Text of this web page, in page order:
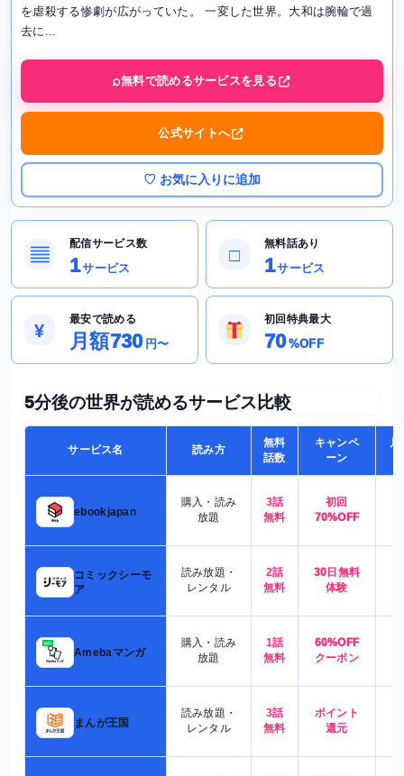
を虐殺する惨劇が広がっていた。 一変した世界。大和は腕輪で過
去に...
無料で読めるサービスを見る
公式サイトへ
♡ お気に入りに追加
▤
配信サービス数
1サービス
□
無料話あり
1サービス
¥
最安で読める
月額730 円〜
初回特典最大
70%OFF
5分後の世界が読めるサービス比較
サービス名 読み方
無料
話数
キャンペ
ーン
月
ebookjapan
購入・読み
放題
3話
無料
初回
70%OFF
コミックシーモ
ア
読み放題・
レンタル
2話
無料
30日無料
体験
Amebaマンガ
購入・読み
放題
1話
無料
60%OFF
クーポン
まんが王国
読み放題・
レンタル
3話
無料
ポイント
還元